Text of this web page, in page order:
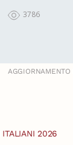
3786
ITALIANI 2026